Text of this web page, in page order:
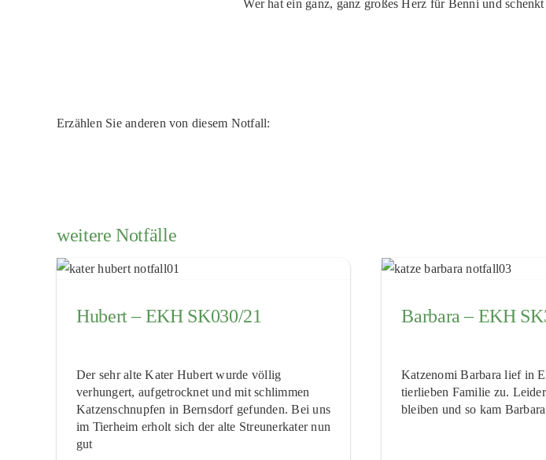
Wer hat ein ganz, ganz großes Herz für Benni und
Erzählen Sie anderen von diesem Notfall:
weitere Notfälle
Hubert – EKH SK030/21
Der sehr alte Kater Hubert wurde völlig
verhungert, aufgetrocknet und mit schlimmen
Katzenschnupfen in Bernsdorf gefunden. Bei uns
im Tierheim erholt sich der alte Streunerkater nun
gut
Barbara – EKH
Katzenomi Barbara lief in
tierlieben Familie zu.
bleiben und so kam